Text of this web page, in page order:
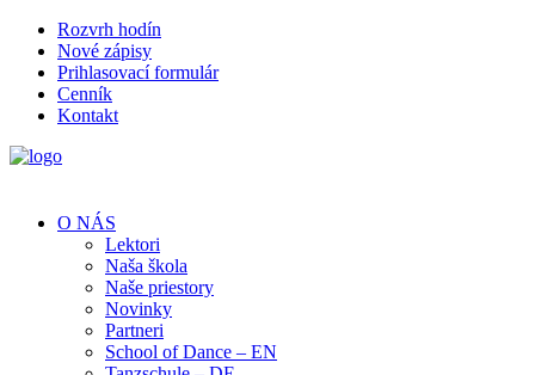
Rozvrh hodín
Nové zápisy
Prihlasovací formulár
Cenník
Kontakt
O NÁS
Lektori
Naša škola
Naše priestory
Novinky
Partneri
School of Dance – EN